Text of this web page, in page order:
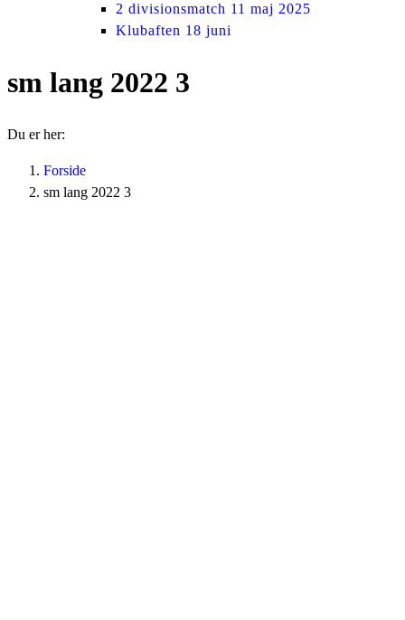
2 divisionsmatch 11 maj 2025
Klubaften 18 juni
sm lang 2022 3
Du er her:
Forside
sm lang 2022 3